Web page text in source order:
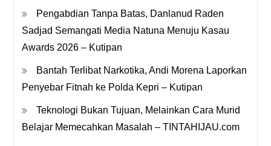
Pengabdian Tanpa Batas, Danlanud Raden
Sadjad Semangati Media Natuna Menuju Kasau
Awards 2026 – Kutipan
Bantah Terlibat Narkotika, Andi Morena Laporkan
Penyebar Fitnah ke Polda Kepri – Kutipan
Teknologi Bukan Tujuan, Melainkan Cara Murid
Belajar Memecahkan Masalah – TINTAHIJAU.com